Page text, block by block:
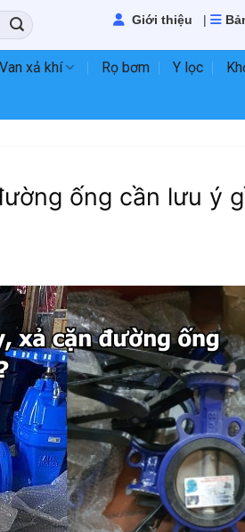
Giới thiệu |
Van xả khí Rọ bơm Y lọc
ống cần lưu ý